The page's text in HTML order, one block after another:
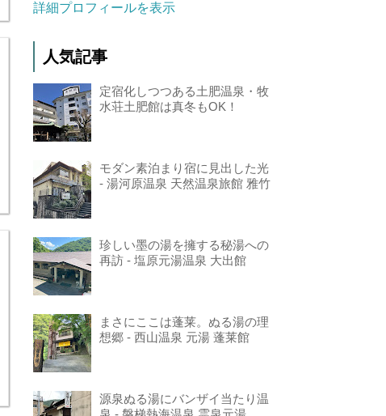
詳細プロフィールを表示
人気記事
定宿化しつつある土肥温泉・牧
水荘土肥館は真冬もOK！
モダン素泊まり宿に見出した光
- 湯河原温泉 天然温泉旅館 雅竹
珍しい墨の湯を擁する秘湯への
再訪 - 塩原元湯温泉 大出館
まさにここは蓬莱。ぬる湯の理
想郷 - 西山温泉 元湯 蓬莱館
源泉ぬる湯にバンザイ当たり温